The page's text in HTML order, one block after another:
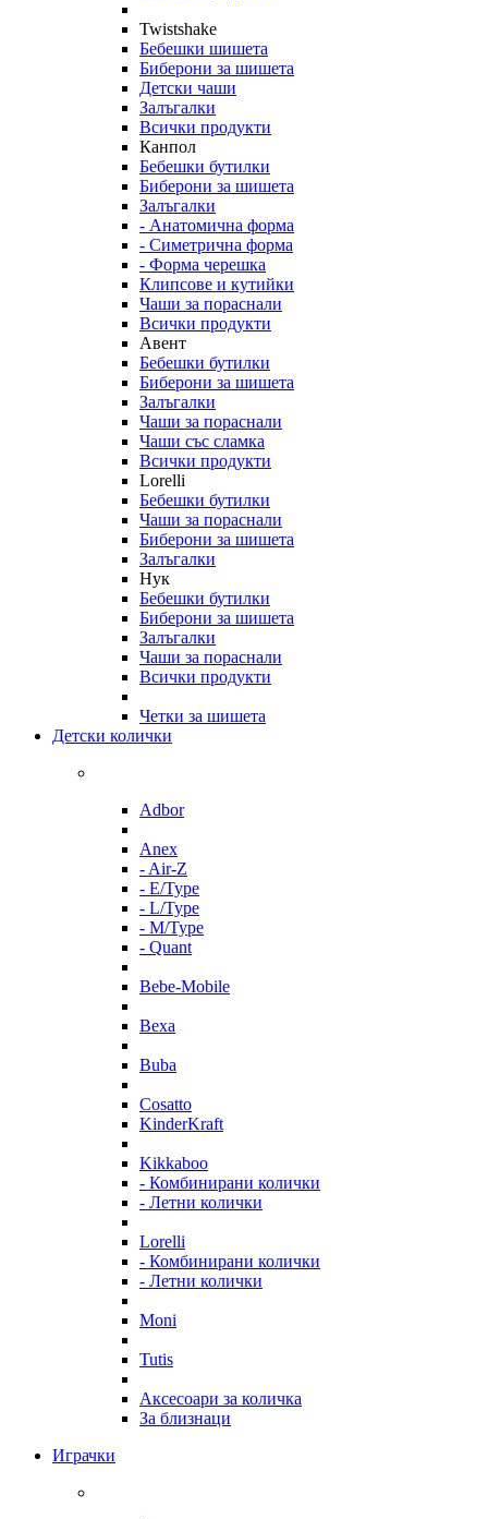
Twistshake
Бебешки шишета
Биберони за шишета
Детски чаши
Залъгалки
Всички продукти
Канпол
Бебешки бутилки
Биберони за шишета
Залъгалки
- Анатомична форма
- Симетрична форма
- Форма черешка
Клипсове и кутийки
Чаши за пораснали
Всички продукти
Авент
Бебешки бутилки
Биберони за шишета
Залъгалки
Чаши за пораснали
Чаши със сламка
Всички продукти
Lorelli
Бебешки бутилки
Чаши за пораснали
Биберони за шишета
Залъгалки
Нук
Бебешки бутилки
Биберони за шишета
Залъгалки
Чаши за пораснали
Всички продукти
Четки за шишета
Детски колички
Adbor
Anex
- Air-Z
- E/Type
- L/Type
- M/Type
- Quant
Bebe-Mobile
Bexa
Buba
Cosatto
KinderKraft
Kikkaboo
- Комбинирани колички
- Летни колички
Lorelli
- Комбинирани колички
- Летни колички
Moni
Tutis
Аксесоари за количка
За близнаци
Играчки